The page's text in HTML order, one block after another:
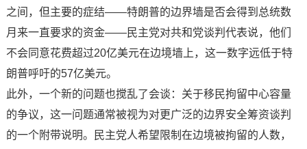
之间，但主要的症结——特朗普的边界墙是否会得到总统数
月来一直要求的资金——民主党对共和党谈判代表说，他们
不会同意花费超过20亿美元在边境墙上，这一数字远低于特
朗普呼吁的57亿美元。
此外，一个新的问题也搅乱了会谈：关于移民拘留中心容量
的争议，这一问题通常被视为对更广泛的边界安全筹资谈判
的一个附带说明。民主党人希望限制在边境被拘留的人数，